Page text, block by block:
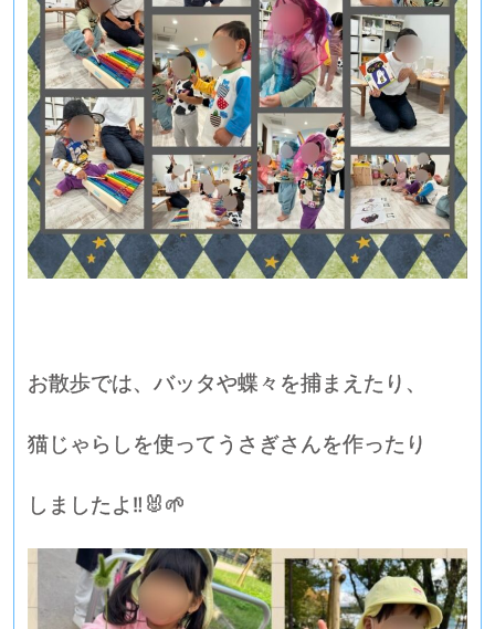
お散歩では、バッタや蝶々を捕まえたり、
猫じゃらしを使ってうさぎさんを作ったり
しましたよ‼🐰🌱